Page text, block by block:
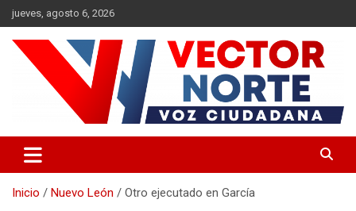
Saltar
al
contenido
jueves, agosto 6, 2026
Vector Norte
Inicio Nuevo León Otro ejecutado en García